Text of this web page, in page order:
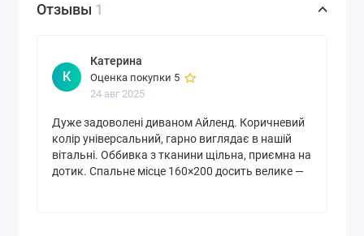
Отзывы 1
К
Катерина
Оценка покупки 5
24 авг 2025
Дуже задоволені диваном Айленд. Коричневий
колір універсальний, гарно виглядає в нашій
вітальні. Оббивка з тканини щільна, приємна на
дотик. Спальне місце 160×200 досить велике —